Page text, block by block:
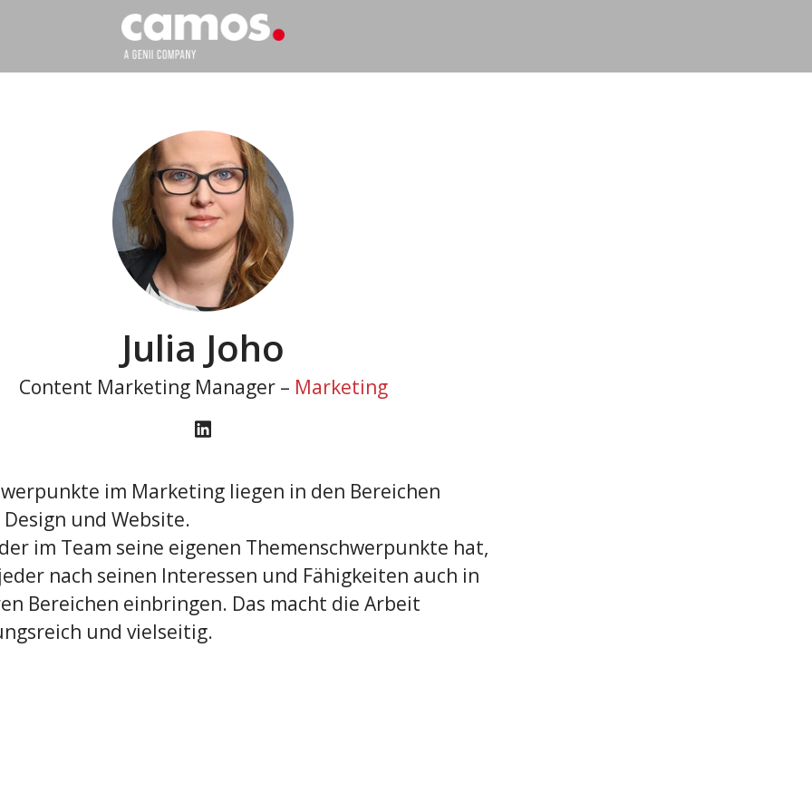
Julia Joho
Content Marketing Manager – Marketing
im Marketing liegen in den Bereichen
und Website.
im Team seine eigenen Themenschwerpunkte hat,
nach seinen Interessen und Fähigkeiten auch in
Bereichen einbringen. Das macht die Arbeit
und vielseitig.